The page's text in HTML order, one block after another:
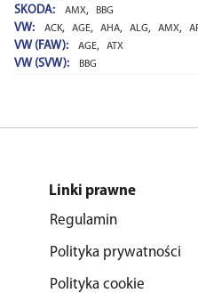
SKODA: AMX, BBG
VW: ACK, AGE, AHA, ALG, AMX,
VW (FAW): AGE, ATX
VW (SVW): BBG
Linki prawne
Regulamin
Polityka prywatności
Polityka cookie